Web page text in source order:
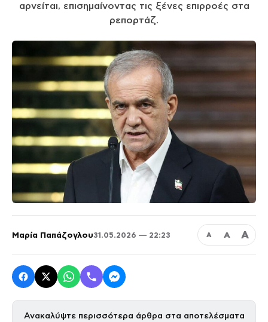
αρνείται, επισημαίνοντας τις ξένες επιρροές στα
ρεπορτάζ.
Μαρία Παπάζογλου31.05.2026 — 22:23 Α Α Α
Ανακαλύψτε περισσότερα άρθρα στα αποτελέσματα